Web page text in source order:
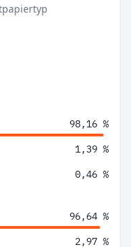
98,16 %
1,39 %
0,46 %
96,64 %
2,97 %